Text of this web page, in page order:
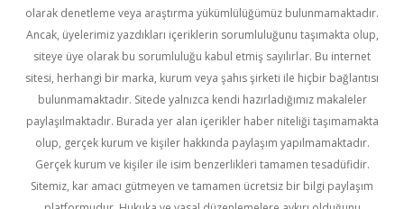
olarak denetleme veya araştırma yükümlülüğümüz bulunmamaktadır.
Ancak, üyelerimiz yazdıkları içeriklerin sorumluluğunu taşımakta olup,
siteye üye olarak bu sorumluluğu kabul etmiş sayılırlar. Bu internet
sitesi, herhangi bir marka, kurum veya şahıs şirketi ile hiçbir bağlantısı
bulunmamaktadır. Sitede yalnızca kendi hazırladığımız makaleler
paylaşılmaktadır. Burada yer alan içerikler haber niteliği taşımamakta
olup, gerçek kurum ve kişiler hakkında paylaşım yapılmamaktadır.
Gerçek kurum ve kişiler ile isim benzerlikleri tamamen tesadüfidir.
Sitemiz, kar amacı gütmeyen ve tamamen ücretsiz bir bilgi paylaşım